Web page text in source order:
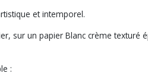
et intemporel.
sur un papier Blanc crème texturé
: